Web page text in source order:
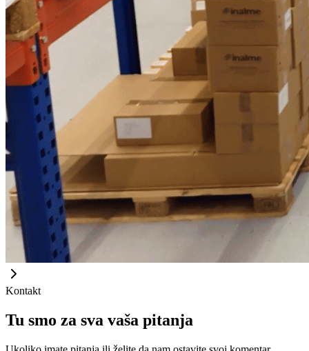
Kontakt
Tu smo za sva vaša pitanja